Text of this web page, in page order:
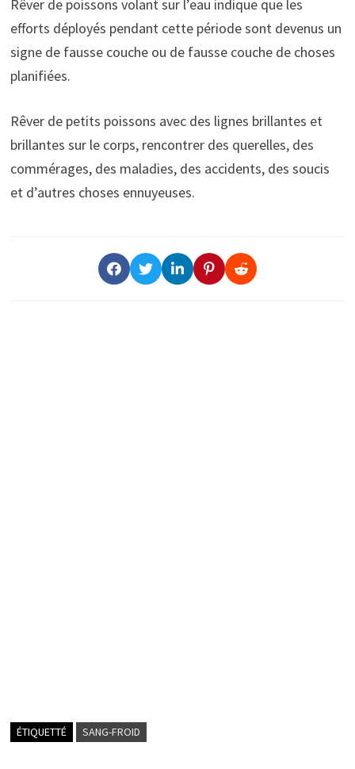
Rêver de poissons volant sur l’eau indique que les
efforts déployés pendant cette période sont devenus un
signe de fausse couche ou de fausse couche de choses
planifiées.
Rêver de petits poissons avec des lignes brillantes et
brillantes sur le corps, rencontrer des querelles, des
commérages, des maladies, des accidents, des soucis
et d’autres choses ennuyeuses.
ÉTIQUETTÉ SANG-FROID